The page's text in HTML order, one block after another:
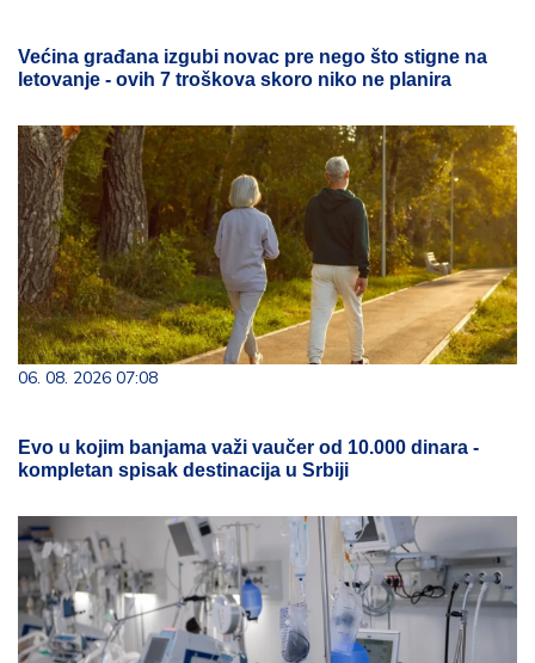
Većina građana izgubi novac pre nego što stigne na
letovanje - ovih 7 troškova skoro niko ne planira
06. 08. 2026 07:08
Evo u kojim banjama važi vaučer od 10.000 dinara -
kompletan spisak destinacija u Srbiji